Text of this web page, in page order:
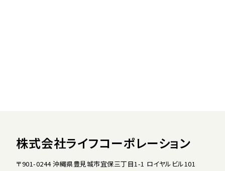
株式会社ライフコーポレーション
〒901-0244 沖縄県豊見城市宜保三丁目1-1 ロイヤルビル101